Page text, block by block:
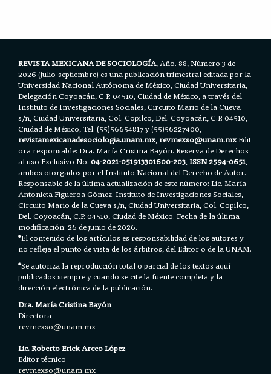
REVISTA MEXICANA DE SOCIOLOGÍA, Año. 88, Número 3 de
2026 (julio-septiembre) es una publicación trimestral editada por la
Universidad Nacional Autónoma de México, Ciudad Universitaria,
Delegación Coyoacán, C.P. 04510, Ciudad de México, a través del
Instituto de Investigaciones Sociales, Circuito Mario de la Cueva
s/n, Ciudad Universitaria, Col. Copilco, Del. Coyoacán, C.P. 04510,
Ciudad de México, Tel. (55)56654817 y (55)56227400,
revistamexicanadesociologia.unam.mx,revmexso@unam.mxEdit
ora responsable: Dra. María Cristina Bayón. Reserva de Derechos
al uso Exclusivo No.04-2021-051913301600-203,ISSN 2594-0651,
ambos otorgados por el Instituto Nacional del Derecho de Autor.
Responsable de la última actualización de este número: Lic. María
Antonieta Figueroa Gómez. Instituto de Investigaciones Sociales,
Circuito Mario de la Cueva s/n, Ciudad Universitaria, Col. Copilco,
Del. Coyoacán, C.P. 04510, Ciudad de México. Fecha de la última
modificación: 26 de junio de 2026.
*El contenido de los artículos es responsabilidad de los autores y
no refleja el punto de vista de los árbitros, del Editor o de la UNAM.
*Se autoriza la reproducción total o parcial de los textos aquí
publicados siempre y cuando se cite la fuente completa y la
dirección electrónica de la publicación.
Dra. María Cristina Bayón
Directora
revmexso@unam.mx
Lic. Roberto Erick Arceo López
Editor técnico
revmexso@unam.mx